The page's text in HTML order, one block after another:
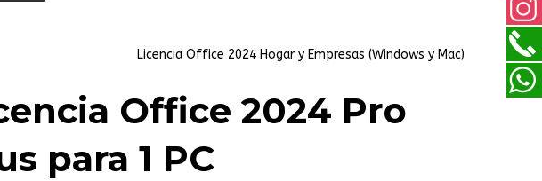
Licencia Office 2024 Hogar y Empresas (Windows y Mac)
Office 2024 Pro
para 1 PC